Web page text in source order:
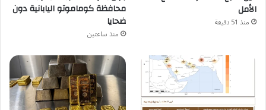
الأمل
منذ 51 دقيقة
محافظة كوماموتو اليابانية دون
ضحايا
منذ ساعتين